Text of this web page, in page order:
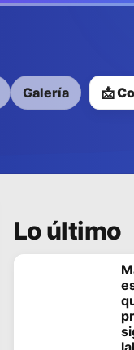
Galería 📩
Lo último